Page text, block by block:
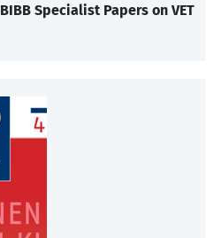
BIBB Specialist Papers on VET